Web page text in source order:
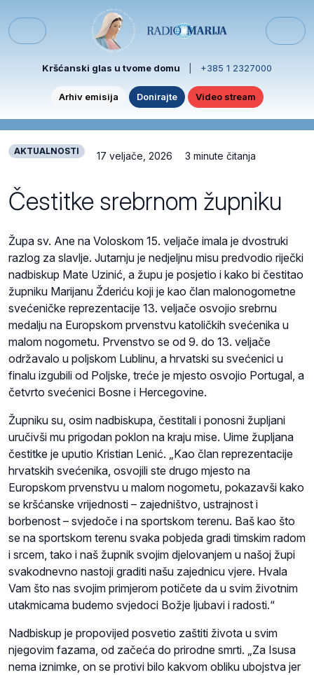
Menu
Kršćanski glas u tvome domu +385 1 2327000
Arhiv emisija Donirajte Video stream
AKTUALNOSTI 17 veljače, 2026 3 minute čitanja
Čestitke srebrnom župniku
Župa sv. Ane na Voloskom 15. veljače imala je dvostruki
razlog za slavlje. Jutarnju je nedjeljnu misu predvodio riječki
nadbiskup Mate Uzinić, a župu je posjetio i kako bi čestitao
župniku Marijanu Žderiću koji je kao član malonogometne
svećeničke reprezentacije 13. veljače osvojio srebrnu
medalju na Europskom prvenstvu katoličkih svećenika u
malom nogometu. Prvenstvo se od 9. do 13. veljače
održavalo u poljskom Lublinu, a hrvatski su svećenici u
finalu izgubili od Poljske, treće je mjesto osvojio Portugal, a
četvrto svećenici Bosne i Hercegovine.
Župniku su, osim nadbiskupa, čestitali i ponosni župljani
uručivši mu prigodan poklon na kraju mise. Uime župljana
čestitke je uputio Kristian Lenić. „Kao član reprezentacije
hrvatskih svećenika, osvojili ste drugo mjesto na
Europskom prvenstvu u malom nogometu, pokazavši kako
se kršćanske vrijednosti – zajedništvo, ustrajnost i
borbenost – svjedoče i na sportskom terenu. Baš kao što
se na sportskom terenu svaka pobjeda gradi timskim radom
i srcem, tako i naš župnik svojim djelovanjem u našoj župi
svakodnevno nastoji graditi našu zajednicu vjere. Hvala
Vam što nas svojim primjerom potičete da u svim životnim
utakmicama budemo svjedoci Božje ljubavi i radosti.“
Nadbiskup je propovijed posvetio zaštiti života u svim
njegovim fazama, od začeća do prirodne smrti. „Za Isusa
nema iznimke, on se protivi bilo kakvom obliku ubojstva jer